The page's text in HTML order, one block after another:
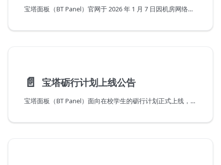
宝塔面板（BT Panel）官网于 2026 年 1 月 7 日因机房网络故障导致云端服务异常的说明，含故障复盘与面向受影响用户的商用 SSL 证书、专业版折扣券、域名补偿方案。
📄️ 宝塔砺行计划上线公告
宝塔面板（BT Panel）面向在校学生的砺行计划正式上线，提供宝塔专业版授权与资源支持，助力学生在真实环境中学习服务器运维与建站技术。